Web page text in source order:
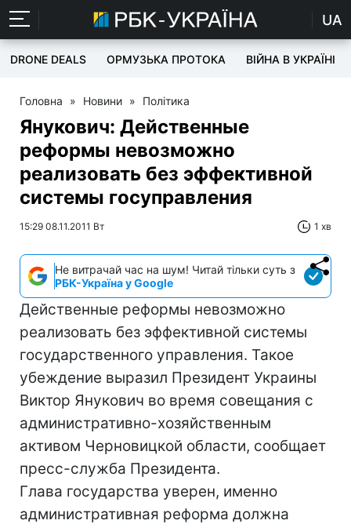
UA
DRONE DEALS ОРМУЗЬКА ПРОТОКА ВІЙНА В УКРАЇНІ
Головна » Новини » Політика
Янукович: Действенные
реформы невозможно
реализовать без эффективной
системы госуправления
15:29 08.11.2011 Вт 1 хв
Не витрачай час на шум! Читай тільки суть з
РБК-Україна у Google
Действенные реформы невозможно
реализовать без эффективной системы
государственного управления. Такое
убеждение выразил Президент Украины
Виктор Янукович во время совещания с
административно-хозяйственным
активом Черновицкой области, сообщает
пресс-служба Президента.
Глава государства уверен, именно
административная реформа должна